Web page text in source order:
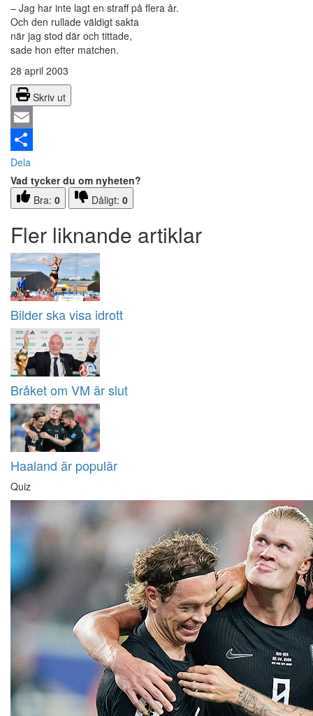
– Jag har inte lagt en straff på flera år.
Och den rullade väldigt sakta
när jag stod där och tittade,
sade hon efter matchen.
28 april 2003
Skriv ut
Email
Dela
Vad tycker du om nyheten?
Bra: 0 Dåligt: 0
Fler liknande artiklar
Bilder ska visa idrott
Bråket om VM är slut
Haaland är populär
Quiz